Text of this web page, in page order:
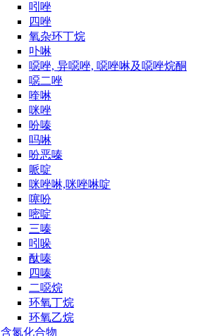
吲唑
四唑
氧杂环丁烷
卟啉
噁唑, 异噁唑, 噁唑啉及噁唑烷酮
噁二唑
喹啉
咪唑
吩嗪
吗啉
吩恶嗪
哌啶
咪唑啉,咪唑啉啶
噻吩
嘧啶
三嗪
吲哚
酞嗪
四嗪
二噁烷
环氧丁烷
环氧乙烷
含氮化合物